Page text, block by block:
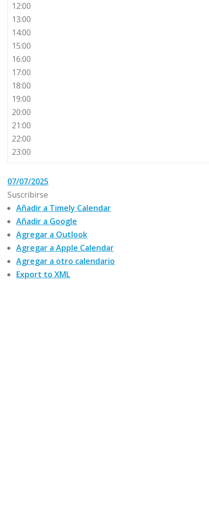
12:00
13:00
14:00
15:00
16:00
17:00
18:00
19:00
20:00
21:00
22:00
23:00
07/07/2025
Suscribirse
Añadir a Timely Calendar
Añadir a Google
Agregar a Outlook
Agregar a Apple Calendar
Agregar a otro calendario
Export to XML